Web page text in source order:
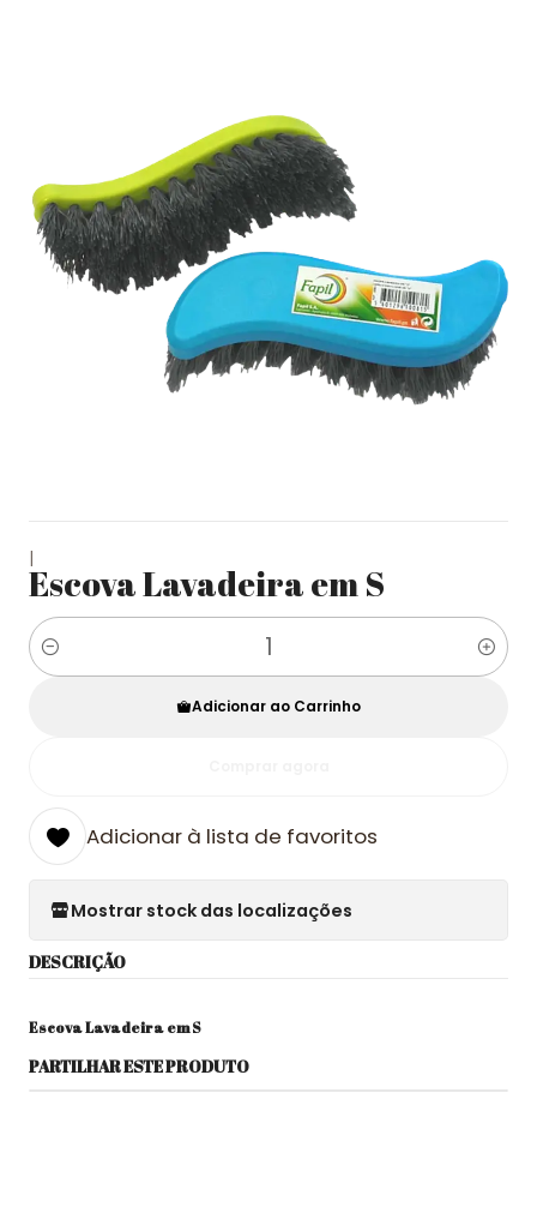
|
Escova Lavadeira em S
Quantidade
Adicionar ao Carrinho
Adicionar à lista de favoritos
Mostrar stock das localizações
DESCRIÇÃO
Escova Lavadeira em S
PARTILHAR ESTE PRODUTO